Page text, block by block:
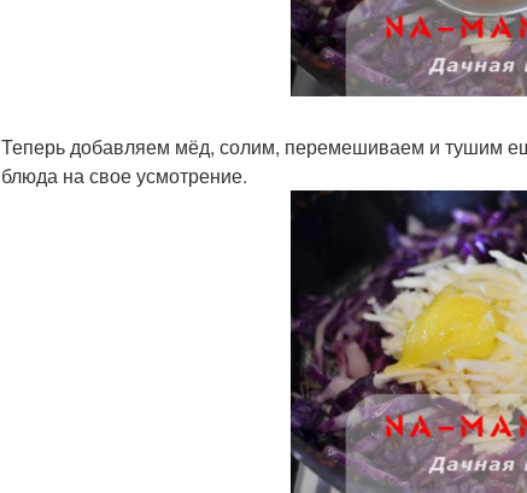
Теперь добавляем мёд, солим, перемешиваем и тушим
блюда на свое усмотрение.